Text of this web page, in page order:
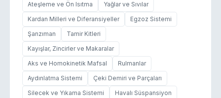
Ateşleme ve Ön Isıtma
Yağlar ve Sıvılar
Kardan Milleri ve Diferansiyeller
Egzoz Sistemi
Şanzıman
Tamir Kitleri
Kayışlar, Zincirler ve Makaralar
Aks ve Homokinetik Mafsal
Rulmanlar
Aydınlatma Sistemi
Çeki Demiri ve Parçaları
Silecek ve Yıkama Sistemi
Havalı Süspansiyon